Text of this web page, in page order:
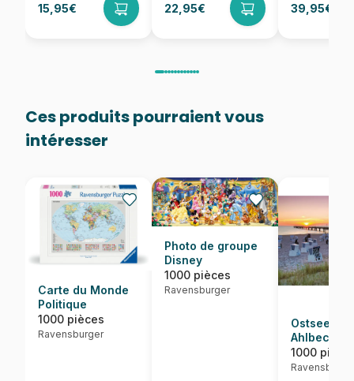
15,95€ 22,95€ 39,95€
Ces produits pourraient vous
intéresser
Carte du Monde
Politique
1000 pièces
Ravensburger
Photo de groupe
Disney
1000 pièces
Ravensburger
Ostseebad
Ahlbeck,
1000